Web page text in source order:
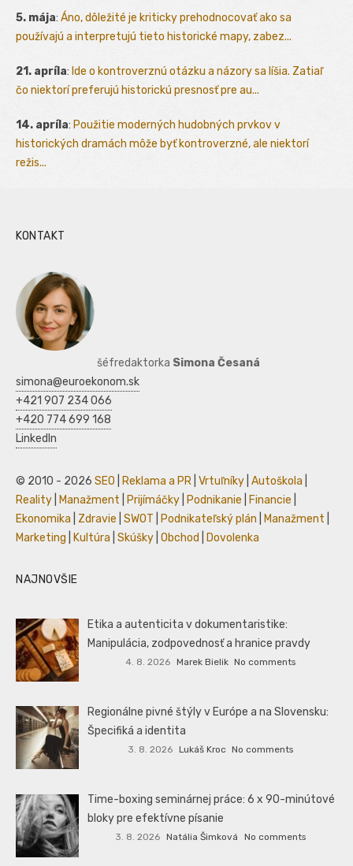
5. mája: Áno, dôležité je kriticky prehodnocovať ako sa
používajú a interpretujú tieto historické mapy, zabez...
21. apríla: Ide o kontroverznú otázku a názory sa líšia. Zatiaľ
čo niektorí preferujú historickú presnosť pre au...
14. apríla: Použitie moderných hudobných prvkov v
historických dramách môže byť kontroverzné, ale niektorí
režis...
KONTAKT
šéfredaktorka Simona Česaná
simona@euroekonom.sk
+421 907 234 066
+420 774 699 168
LinkedIn
© 2010 - 2026 SEO Reklama a PR Vrtuľníky Autoškola
Reality
Manažment Prijímáčky Podnikanie Financie
Ekonomika
Zdravie SWOT Podnikateľský plán Manažment
Marketing
Kultúra Skúšky Obchod Dovolenka
NAJNOVŠIE
Etika a autenticita v dokumentaristike:
Manipulácia, zodpovednosť a hranice pravdy
4. 8. 2026 Marek Bielik No comments
Regionálne pivné štýly v Európe a na Slovensku:
Špecifiká a identita
3. 8. 2026 Lukáš Kroc No comments
Time-boxing seminárnej práce: 6 x 90-minútové
bloky pre efektívne písanie
3. 8. 2026 Natália Šimková No comments